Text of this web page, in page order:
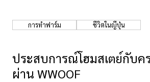
ชีวิตในญี่ปุ่น
เกี่ยวกับเรา
การทำฟาร์ม ชีวิตในญี่ปุ่น
ประสบการณ์โฮมสเตย์กับ
ผ่าน WWOOF